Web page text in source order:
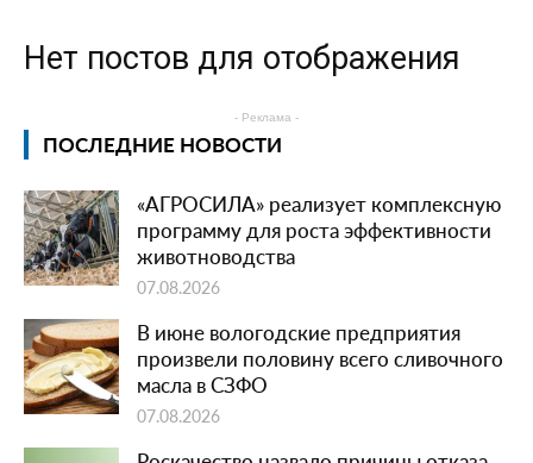
Нет постов для отображения
- Реклама -
ПОСЛЕДНИЕ НОВОСТИ
«АГРОСИЛА» реализует комплексную
программу для роста эффективности
животноводства
07.08.2026
В июне вологодские предприятия
произвели половину всего сливочного
масла в СЗФО
07.08.2026